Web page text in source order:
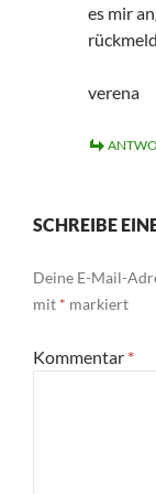
es mir
verena
SCHREIBE
Deine E-Mail-
mit * markiert
Kommentar *